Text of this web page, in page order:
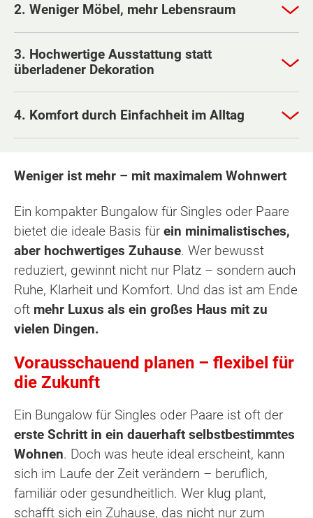
2. Weniger Möbel, mehr Lebensraum
3. Hochwertige Ausstattung statt
überladener Dekoration
4. Komfort durch Einfachheit im Alltag
Weniger ist mehr – mit maximalem Wohnwert
Ein kompakter Bungalow für Singles oder Paare
bietet die ideale Basis für ein minimalistisches,
aber hochwertiges Zuhause. Wer bewusst
reduziert, gewinnt nicht nur Platz – sondern auch
Ruhe, Klarheit und Komfort. Und das ist am Ende
oft mehr Luxus als ein großes Haus mit zu
vielen Dingen.
Vorausschauend planen – flexibel für
die Zukunft
Ein Bungalow für Singles oder Paare ist oft der
erste Schritt in ein dauerhaft selbstbestimmtes
Wohnen. Doch was heute ideal erscheint, kann
sich im Laufe der Zeit verändern – beruflich,
familiär oder gesundheitlich. Wer klug plant,
schafft sich ein Zuhause, das nicht nur zum